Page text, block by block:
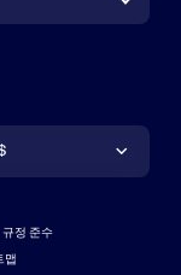
리
규정 준수
맵
맵